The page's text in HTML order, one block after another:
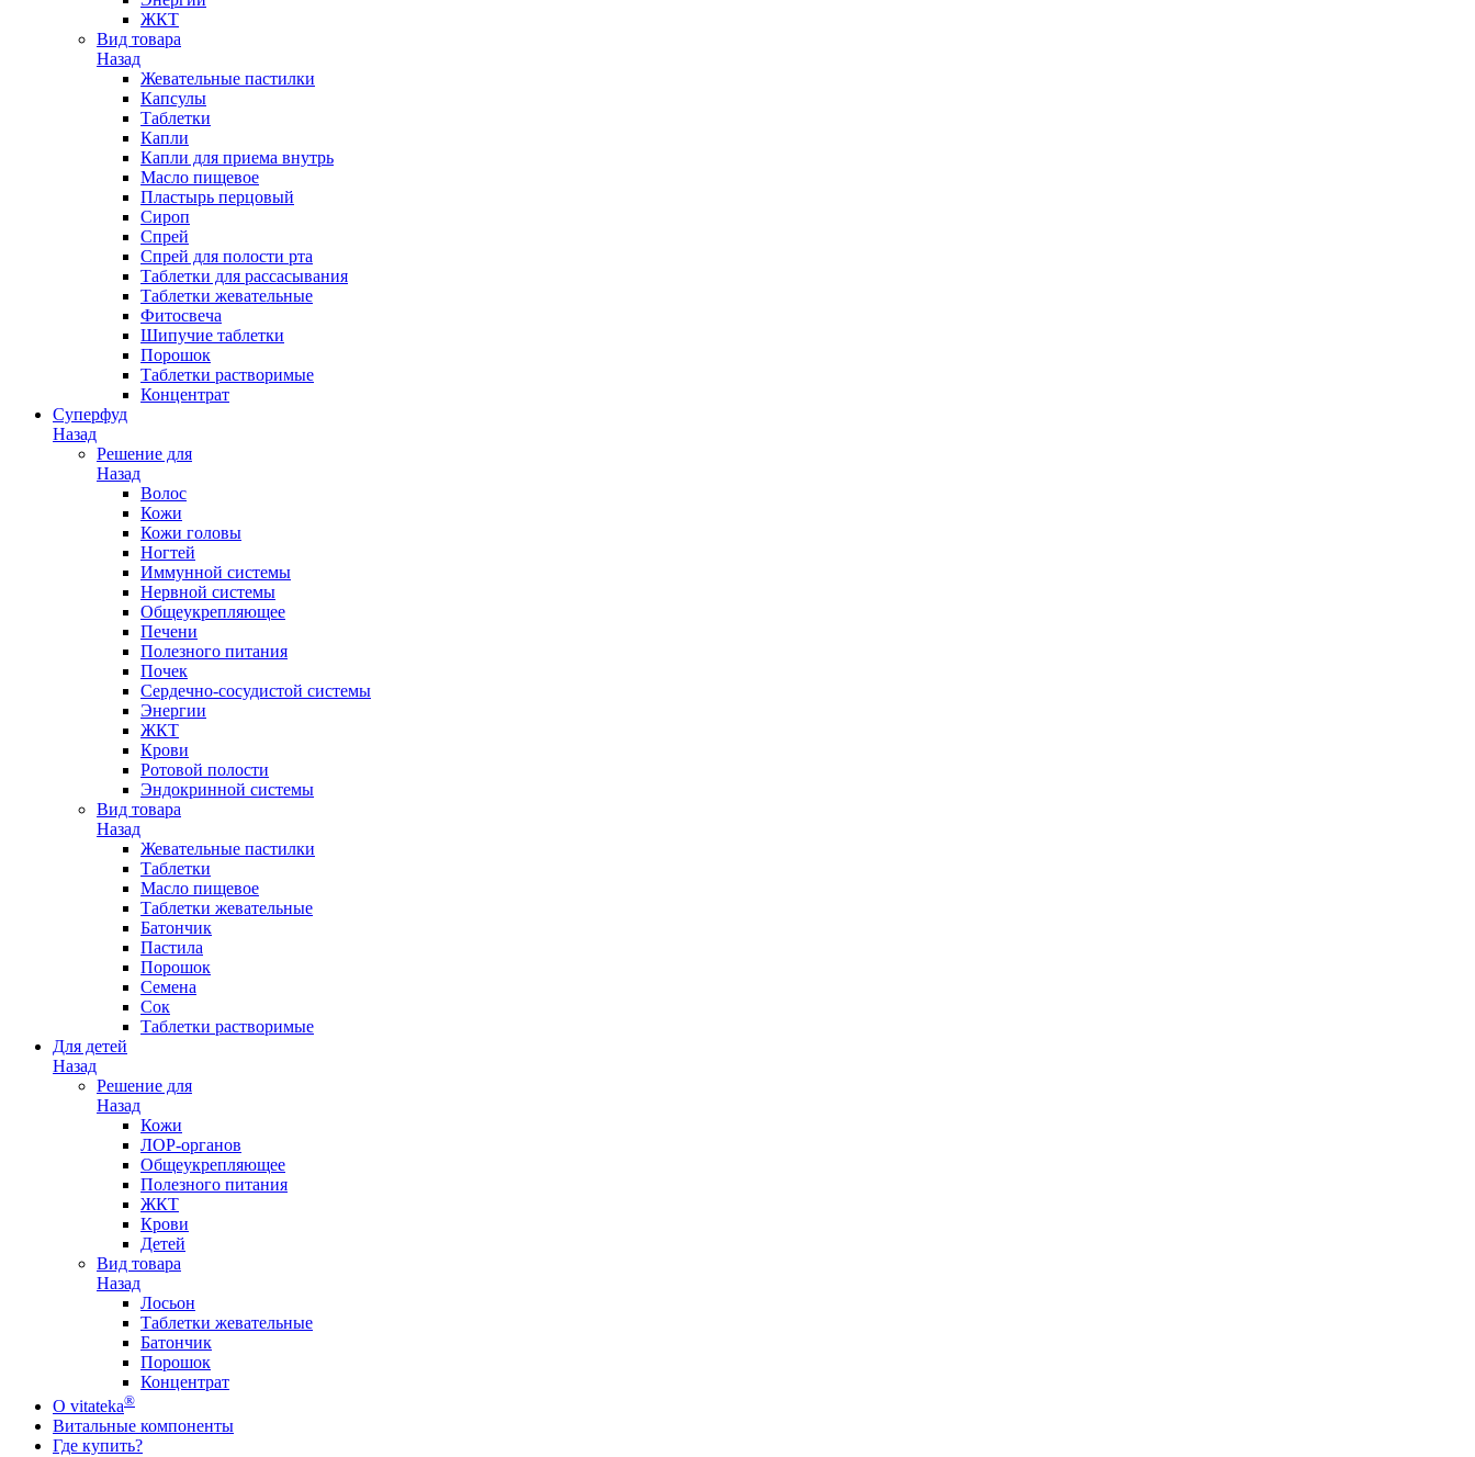
ЖКТ
Вид товара
Назад
Жевательные пастилки
Капсулы
Таблетки
Капли
Капли для приема внутрь
Масло пищевое
Пластырь перцовый
Сироп
Спрей
Спрей для полости рта
Таблетки для рассасывания
Таблетки жевательные
Фитосвеча
Шипучие таблетки
Порошок
Таблетки растворимые
Концентрат
Суперфуд
Назад
Решение для
Назад
Волос
Кожи
Кожи головы
Ногтей
Иммунной системы
Нервной системы
Общеукрепляющее
Печени
Полезного питания
Почек
Сердечно-сосудистой системы
Энергии
ЖКТ
Крови
Ротовой полости
Эндокринной системы
Вид товара
Назад
Жевательные пастилки
Таблетки
Масло пищевое
Таблетки жевательные
Батончик
Пастила
Порошок
Семена
Сок
Таблетки растворимые
Для детей
Назад
Решение для
Назад
Кожи
ЛОР-органов
Общеукрепляющее
Полезного питания
ЖКТ
Крови
Детей
Вид товара
Назад
Лосьон
Таблетки жевательные
Батончик
Порошок
Концентрат
О vitateka®
Витальные компоненты
Где купить?